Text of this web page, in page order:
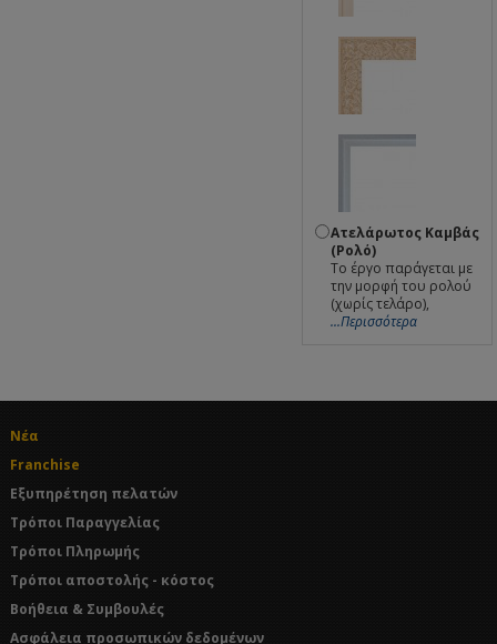
Ατελάρωτος Καμβάς
(Ρολό)
Το έργο παράγεται με
την μορφή του ρολού
(χωρίς τελάρο),
...Περισσότερα
Νέα
Franchise
Εξυπηρέτηση πελατών
Τρόποι Παραγγελίας
Τρόποι Πληρωμής
Τρόποι αποστολής - κόστος
Βοήθεια & Συμβουλές
Ασφάλεια προσωπικών δεδομένων